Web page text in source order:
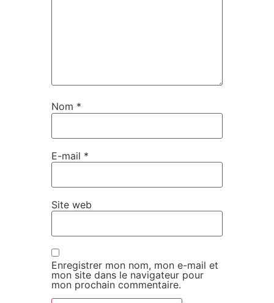
Nom *
E-mail *
Site web
Enregistrer mon nom, mon e-mail et
mon site dans le navigateur pour
mon prochain commentaire.